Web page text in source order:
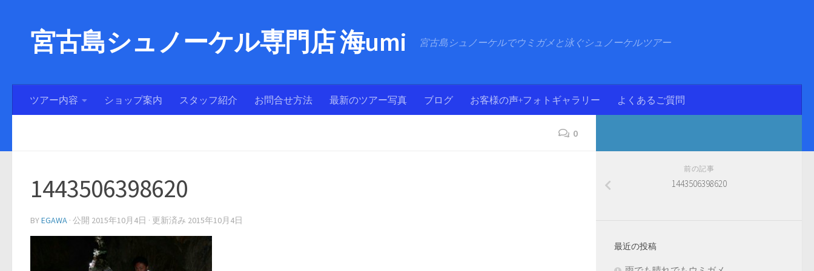
宮古島シュノーケル専門店 海umi 宮古島シュノーケルでウミガメと泳ぐシュノーケルツアー
ツアー内容 ショップ案内 スタッフ紹介 お問合せ方法 最新のツアー写真 ブログ お客様の声+フォトギャラリー よくあるご質問
0
1443506398620
BYEGAWA · 公開 2015年10月4日 · 更新済み 2015年10月4日
前の記事
1443506398620
最近の投稿